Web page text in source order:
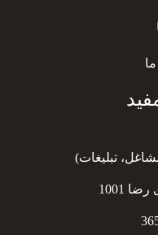
ما
تبلیغات)
1001